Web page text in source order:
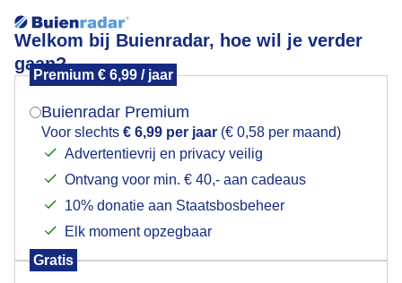
Welkom bij Buienradar, hoe wil je verder
gaan?
Premium € 6,99 / jaar
Buienradar Premium
Voor slechts € 6,99 per jaar (€ 0,58 per maand)
Advertentievrij en privacy veilig
Ontvang voor min. € 40,- aan cadeaus
10% donatie aan Staatsbosbeheer
Elk moment opzegbaar
Gratis
Maanfoto
Mogen we je locatie gebruiken voor het
Indien je hier nog geen akkoord op hebt gegeven,
verschijnt er zo een pop-up uit je browser waarin
Is goed, toon de popup